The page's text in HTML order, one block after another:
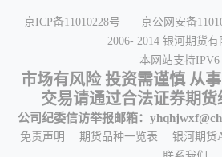
上海期货交易所
郑州商
深圳证
上海证券交易所
中国结
中国证券网
期货日报
金融界期货
中国黄金网
中国有色网
中国铝业网
中华粮网
中国能源网
京ICP备11010228号 京公网安备
2006- 2014 银河期货有
本网站支持IPV6
市场有风险 投资需谨慎 从
交易请通过合法证券期
公司纪委信访举报邮箱：
免责声明 期货品种一览表
银河期货